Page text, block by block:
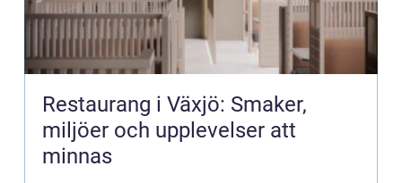
Restaurang i Växjö: Smaker,
miljöer och upplevelser att
minnas